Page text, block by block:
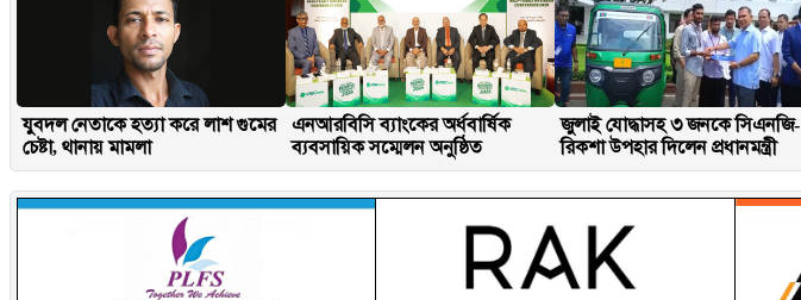
যুবদল নেতাকে হত্যা করে লাশ গুমের
চেষ্টা, থানায় মামলা
এনআরবিসি ব্যাংকের অর্ধবার্ষিক
ব্যবসায়িক সম্মেলন অনুষ্ঠিত
জুলাই যোদ্ধাসহ ৩ জনকে সিএনজি-
রিকশা উপহার দিলেন প্রধানমন্ত্রী